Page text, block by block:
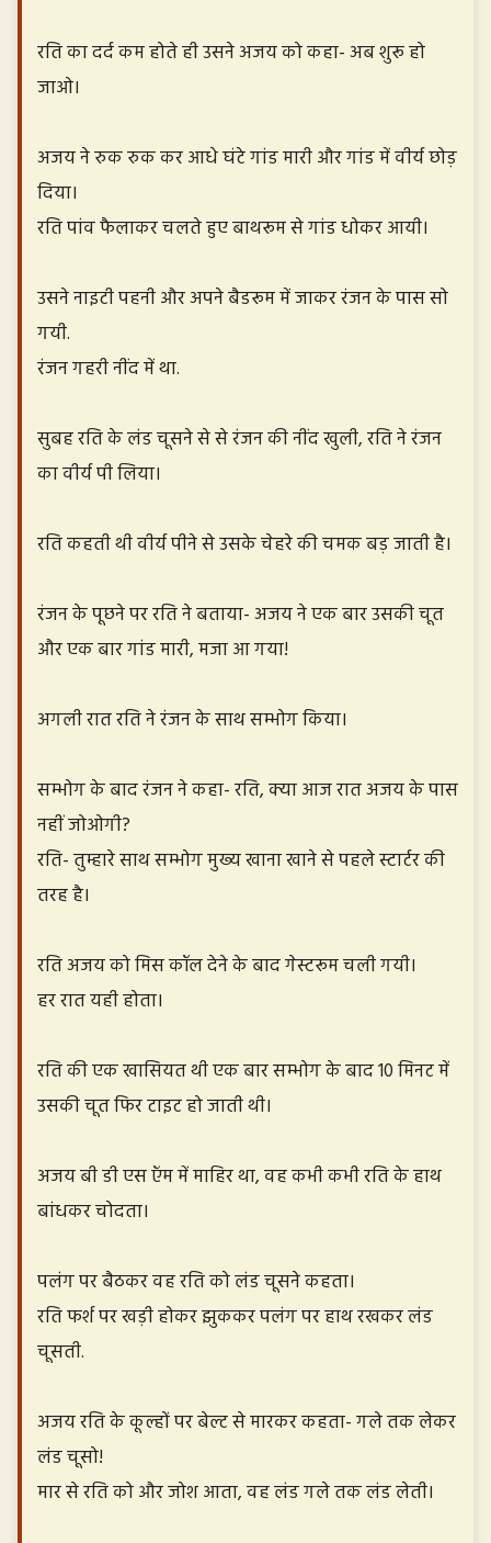
रति का दर्द कम होते ही उसने अजय को कहा- अब शुरू हो
जाओ।
अजय ने रुक रुक कर आधे घंटे गांड मारी और गांड में वीर्य छोड़
दिया।
रति पांव फैलाकर चलते हुए बाथरूम से गांड धोकर आयी।
उसने नाइटी पहनी और अपने बैडरूम में जाकर रंजन के पास सो
गयी.
रंजन गहरी नींद में था.
सुबह रति के लंड चूसने से से रंजन की नींद खुली, रति ने रंजन
का वीर्य पी लिया।
रति कहती थी वीर्य पीने से उसके चेहरे की चमक बड़ जाती है।
रंजन के पूछने पर रति ने बताया- अजय ने एक बार उसकी चूत
और एक बार गांड मारी, मजा आ गया!
अगली रात रति ने रंजन के साथ सम्भोग किया।
सम्भोग के बाद रंजन ने कहा- रति, क्या आज रात अजय के पास
नहीं जोओगी?
रति- तुम्हारे साथ सम्भोग मुख्य खाना खाने से पहले स्टार्टर की
तरह है।
रति अजय को मिस कॉल देने के बाद गेस्टरूम चली गयी।
हर रात यही होता।
रति की एक खासियत थी एक बार सम्भोग के बाद 10 मिनट में
उसकी चूत फिर टाइट हो जाती थी।
अजय बी डी एस ऍम में माहिर था, वह कभी कभी रति के हाथ
बांधकर चोदता।
पलंग पर बैठकर वह रति को लंड चूसने कहता।
रति फर्श पर खड़ी होकर झुककर पलंग पर हाथ रखकर लंड
चूसती.
अजय रति के कूल्हों पर बेल्ट से मारकर कहता- गले तक लेकर
लंड चूसो!
मार से रति को और जोश आता, वह लंड गले तक लंड लेती।